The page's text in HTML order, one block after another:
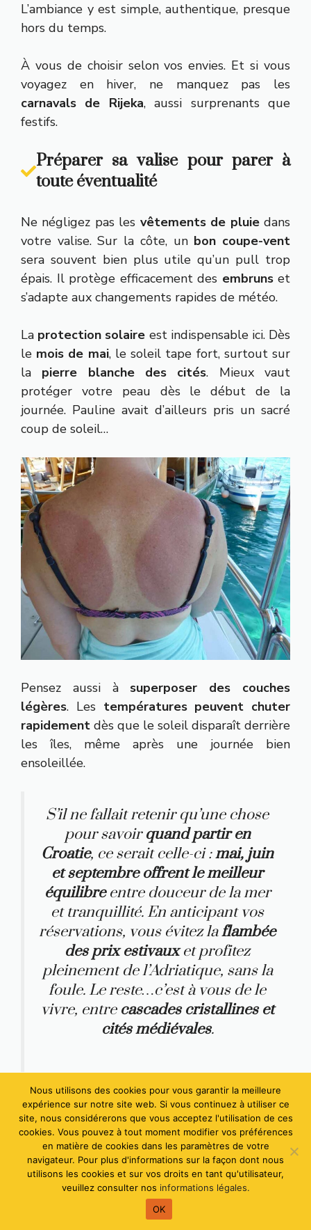
L’ambiance y est simple, authentique, presque
hors du temps.
À vous de choisir selon vos envies. Et si vous
voyagez en hiver, ne manquez pas les
carnavals de Rijeka, aussi surprenants que
festifs.
Préparer sa valise pour parer à
toute éventualité
Ne négligez pas les vêtements de pluiedans
votre valise. Sur la côte, un bon coupe-vent
sera souvent bien plus utile qu’un pull trop
épais. Il protège efficacement des embrunset
s’adapte aux changements rapides de météo.
La protection solaire est indispensable ici. Dès
le mois de mai, le soleil tape fort, surtout sur
la pierre blanche des cités. Mieux vaut
protéger votre peau dès le début de la
journée. Pauline avait d’ailleurs pris un sacré
coup de soleil…
Pensez aussi à superposer des couches
légères. Les températures peuvent chuter
rapidement dès que le soleil disparaît derrière
les îles, même après une journée bien
ensoleillée.
S’il ne fallait retenir qu’une chose
pour savoirquand partir en
Croatie, ce serait celle-ci :mai, juin
et septembre offrent le meilleur
équilibreentre douceur de la mer
et tranquillité. En anticipant vos
réservations, vous évitez laflambée
des prix estivauxet profitez
pleinement de l’Adriatique, sans la
foule. Le reste…c’est à vous de le
vivre, entre cascades cristallines et
cités médiévales.
FAQ
Quelle est la meilleure période
pour visiter la Croatie et profiter
du soleil ?
Nous utilisons des cookies pour vous garantir la meilleure
expérience sur notre site web. Si vous continuez à utiliser ce
site, nous considérerons que vous acceptez l'utilisation de ces
cookies. Vous pouvez à tout moment modifier vos préférences
en matière de cookies dans les paramètres de votre
navigateur. Pour plus d'informations sur la façon dont nous
utilisons les cookies et sur vos droits en tant qu'utilisateur,
veuillez consulter nos informations légales.
OK